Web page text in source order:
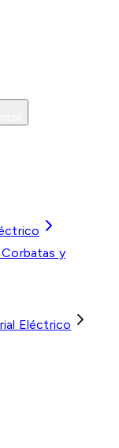
y
Eléctrico